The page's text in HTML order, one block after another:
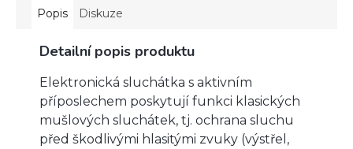
Popis Diskuze
Detailní popis produktu
Elektronická sluchátka s aktivním
příposlechem poskytují funkci klasických
mušlových sluchátek, tj. ochrana sluchu
před škodlivými hlasitými zvuky (výstřel,